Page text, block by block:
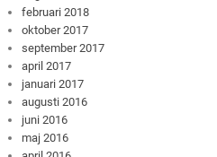
februari 2018
oktober 2017
september 2017
april 2017
januari 2017
augusti 2016
juni 2016
maj 2016